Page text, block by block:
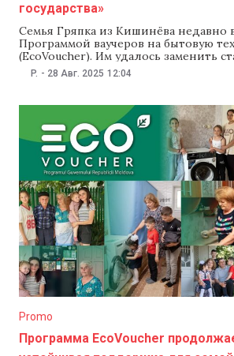
государства»
Семья Гряпка из Кишинёва недавно
Программой ваучеров на бытовую
(EcoVoucher). Им удалось заменить
машину, которая потребляла много
часто ломалась, на новую,
получили ваучер на 6 000 леев,
значительную часть стоимости
Штефан Гряпка
P. - 28 Авг. 2025 12:04
Promo
Программа EcoVoucher